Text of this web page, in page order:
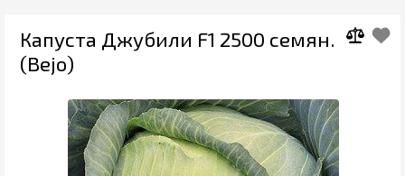
Капуста Джубили F1 2500 семян.
(Bejo)